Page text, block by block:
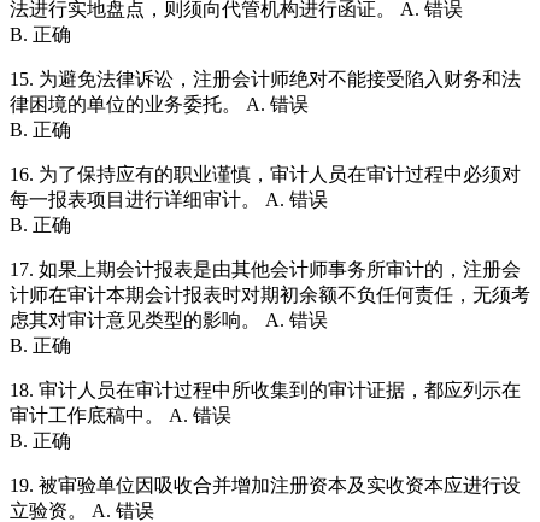
法进行实地盘点，则须向代管机构进行函证。 A. 错误
B. 正确
15. 为避免法律诉讼，注册会计师绝对不能接受陷入财务和法
律困境的单位的业务委托。 A. 错误
B. 正确
16. 为了保持应有的职业谨慎，审计人员在审计过程中必须对
每一报表项目进行详细审计。 A. 错误
B. 正确
17. 如果上期会计报表是由其他会计师事务所审计的，注册会
计师在审计本期会计报表时对期初余额不负任何责任，无须考
虑其对审计意见类型的影响。 A. 错误
B. 正确
18. 审计人员在审计过程中所收集到的审计证据，都应列示在
审计工作底稿中。 A. 错误
B. 正确
19. 被审验单位因吸收合并增加注册资本及实收资本应进行设
立验资。 A. 错误